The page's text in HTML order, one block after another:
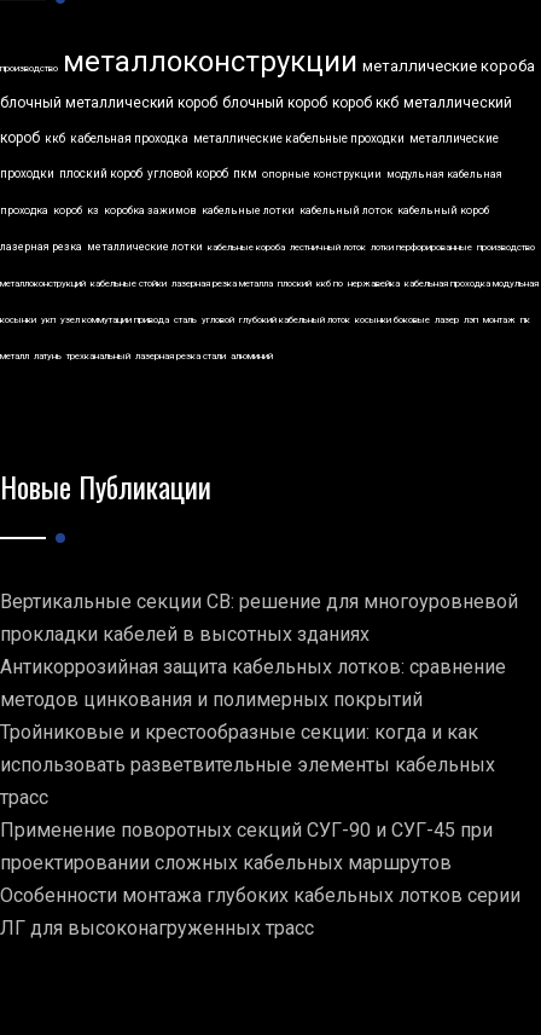
производство металлоконструкции металлические короба
блочный металлический короб блочный короб короб ккб металлический
короб ккб кабельная проходка металлические кабельные проходки металлические
проходки плоский короб угловой короб пкм опорные конструкции модульная кабельная
проходка короб кз коробка зажимов кабельные лотки кабельный лоток кабельный короб
лазерная резка металлические лотки кабельные короба лестничный лоток лотки перфорированные производство
металлоконструкций кабельные стойки лазерная резка металла плоский ккб по нержавейка кабельная проходка модульная
косынки укп узел коммутации привода сталь угловой глубокий кабельный лоток косынки боковые лазер лэп монтаж пк
металл латунь трехканальный лазерная резка стали алюминий
Новые Публикации
Вертикальные секции СВ: решение для многоуровневой
прокладки кабелей в высотных зданиях
Антикоррозийная защита кабельных лотков: сравнение
методов цинкования и полимерных покрытий
Тройниковые и крестообразные секции: когда и как
использовать разветвительные элементы кабельных
трасс
Применение поворотных секций СУГ-90 и СУГ-45 при
проектировании сложных кабельных маршрутов
Особенности монтажа глубоких кабельных лотков серии
ЛГ для высоконагруженных трасс